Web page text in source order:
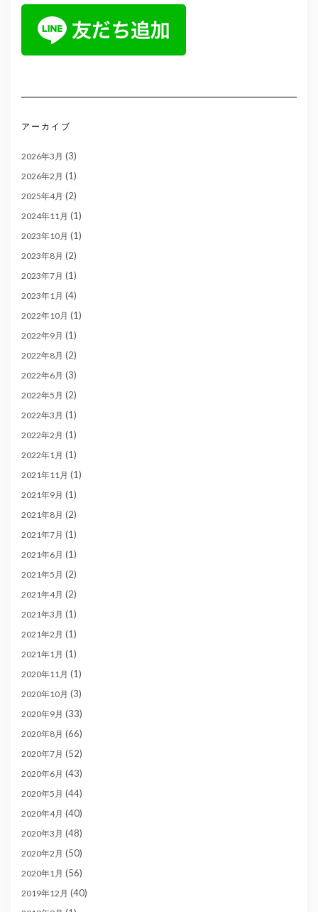
アーカイブ
2026年3月 (3)
2026年2月 (1)
2025年4月 (2)
2024年11月 (1)
2023年10月 (1)
2023年8月 (2)
2023年7月 (1)
2023年1月 (4)
2022年10月 (1)
2022年9月 (1)
2022年8月 (2)
2022年6月 (3)
2022年5月 (2)
2022年3月 (1)
2022年2月 (1)
2022年1月 (1)
2021年11月 (1)
2021年9月 (1)
2021年8月 (2)
2021年7月 (1)
2021年6月 (1)
2021年5月 (2)
2021年4月 (2)
2021年3月 (1)
2021年2月 (1)
2021年1月 (1)
2020年11月 (1)
2020年10月 (3)
2020年9月 (33)
2020年8月 (66)
2020年7月 (52)
2020年6月 (43)
2020年5月 (44)
2020年4月 (40)
2020年3月 (48)
2020年2月 (50)
2020年1月 (56)
2019年12月 (40)